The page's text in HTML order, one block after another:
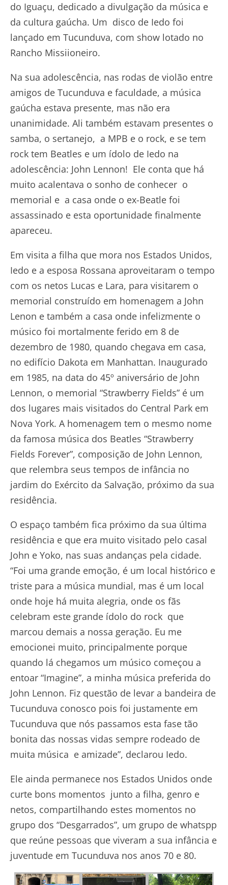
do Iguaçu, dedicado a divulgação da música e
da cultura gaúcha. Um disco de Iedo foi
lançado em Tucunduva, com show lotado no
Rancho Missiioneiro.
Na sua adolescência, nas rodas de violão entre
amigos de Tucunduva e faculdade, a música
gaúcha estava presente, mas não era
unanimidade. Ali também estavam presentes o
samba, o sertanejo, a MPB e o rock, e se tem
rock tem Beatles e um ídolo de Iedo na
adolescência: John Lennon! Ele conta que há
muito acalentava o sonho de conhecer o
memorial e a casa onde o ex-Beatle foi
assassinado e esta oportunidade finalmente
apareceu.
Em visita a filha que mora nos Estados Unidos,
Iedo e a esposa Rossana aproveitaram o tempo
com os netos Lucas e Lara, para visitarem o
memorial construído em homenagem a John
Lenon e também a casa onde infelizmente o
músico foi mortalmente ferido em 8 de
dezembro de 1980, quando chegava em casa,
no edifício Dakota em Manhattan. Inaugurado
em 1985, na data do 45º aniversário de John
Lennon, o memorial “Strawberry Fields” é um
dos lugares mais visitados do Central Park em
Nova York. A homenagem tem o mesmo nome
da famosa música dos Beatles “Strawberry
Fields Forever”, composição de John Lennon,
que relembra seus tempos de infância no
jardim do Exército da Salvação, próximo da sua
residência.
O espaço também fica próximo da sua última
residência e que era muito visitado pelo casal
John e Yoko, nas suas andanças pela cidade.
“Foi uma grande emoção, é um local histórico e
triste para a música mundial, mas é um local
onde hoje há muita alegria, onde os fãs
celebram este grande ídolo do rock que
marcou demais a nossa geração. Eu me
emocionei muito, principalmente porque
quando lá chegamos um músico começou a
entoar “Imagine”, a minha música preferida do
John Lennon. Fiz questão de levar a bandeira de
Tucunduva conosco pois foi justamente em
Tucunduva que nós passamos esta fase tão
bonita das nossas vidas sempre rodeado de
muita música e amizade”, declarou Iedo.
Ele ainda permanece nos Estados Unidos onde
curte bons momentos junto a filha, genro e
netos, compartilhando estes momentos no
grupo dos “Desgarrados”, um grupo de whatspp
que reúne pessoas que viveram a sua infância e
juventude em Tucunduva nos anos 70 e 80.